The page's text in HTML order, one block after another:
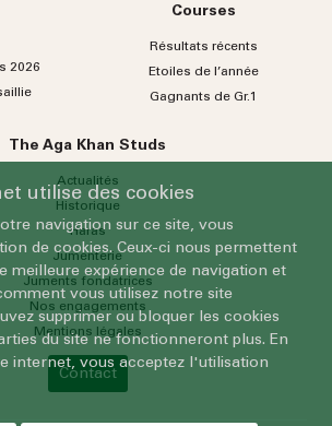
2026
Courses
Résultats récents
Etoiles de l’année
Gagnants de Gr.1
The Aga Khan Studs
Actualités
Historique
Haras
Jumenterie
Juments fondatrices
Nos engagements
Mentions légales
Contact
utilise des cookies
navigation sur ce site, vous
de cookies. Ceux-ci nous permettent
meilleure expérience de navigation et
vous utilisez notre site
supprimer ou bloquer les cookies
du site ne fonctionneront plus. En
internet, vous acceptez l'utilisation